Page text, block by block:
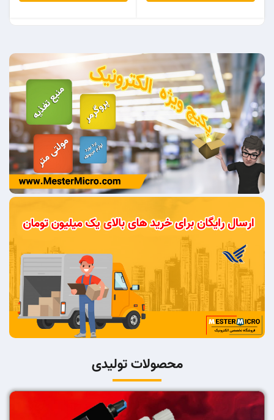
محصولات تولیدی